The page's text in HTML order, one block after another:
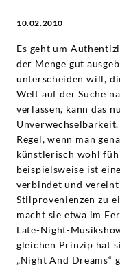
10.02.2010
Es geht um
der Menge gut
unterscheiden will,
Welt auf der Suche
verlassen, kann das
Regel, wenn man
künstlerisch wohl
beispielsweise ist
verbindet und vereint
Stilprovenienzen zu
macht sie etwa im
Late-Night-
gleichen Prinzip hat
„Night And Dreams“